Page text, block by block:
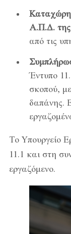
Α.Π.Δ. της
από τις
Έντυπο
σκοπού,
δαπάνης.
Το Υπουργείο
11.1 και στη
εργαζόμενο.